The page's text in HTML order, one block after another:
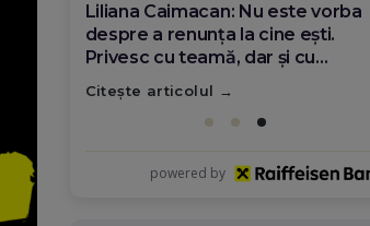
Diana Olar, românca de la Google
care demonstrează că diaspora
poate schimba România
Citește articolul
powered by